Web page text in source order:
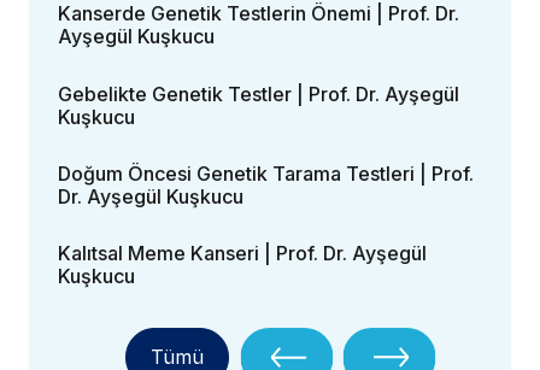
Kanserde Genetik Testlerin Önemi | Prof. Dr.
Ayşegül Kuşkucu
Gebelikte Genetik Testler | Prof. Dr. Ayşegül
Kuşkucu
Doğum Öncesi Genetik Tarama Testleri | Prof.
Dr. Ayşegül Kuşkucu
Kalıtsal Meme Kanseri | Prof. Dr. Ayşegül
Kuşkucu
Tümü